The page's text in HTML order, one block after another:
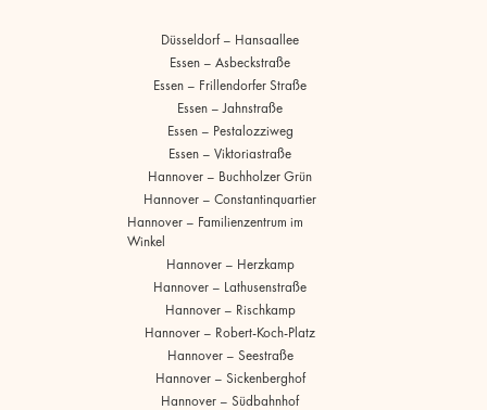
Düsseldorf – Hansaallee
Essen – Asbeckstraße
Essen – Frillendorfer Straße
Essen – Jahnstraße
Essen – Pestalozziweg
Essen – Viktoriastraße
Hannover – Buchholzer Grün
Hannover – Constantinquartier
Hannover – Familienzentrum im
Winkel
Hannover – Herzkamp
Hannover – Lathusenstraße
Hannover – Rischkamp
Hannover – Robert-Koch-Platz
Hannover – Seestraße
Hannover – Sickenberghof
Hannover – Südbahnhof